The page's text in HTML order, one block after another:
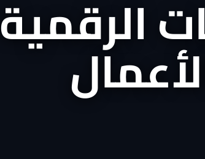
الرقمية